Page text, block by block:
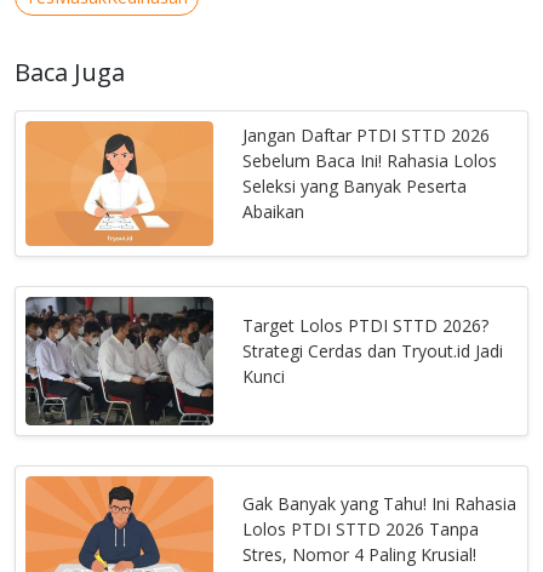
Baca Juga
Jangan Daftar PTDI STTD 2026
Sebelum Baca Ini! Rahasia Lolos
Seleksi yang Banyak Peserta
Abaikan
Target Lolos PTDI STTD 2026?
Strategi Cerdas dan Tryout.id Jadi
Kunci
Gak Banyak yang Tahu! Ini Rahasia
Lolos PTDI STTD 2026 Tanpa
Stres, Nomor 4 Paling Krusial!